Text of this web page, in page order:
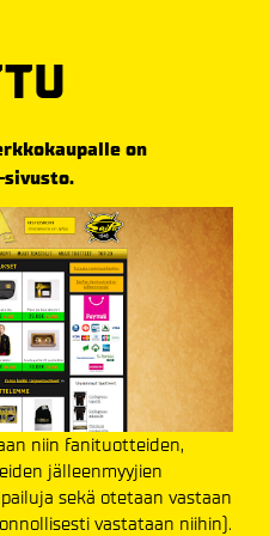
on
sivusto.
niin fanituotteiden,
jälleenmyyjien
sekä otetaan vastaan
vastataan niihin).